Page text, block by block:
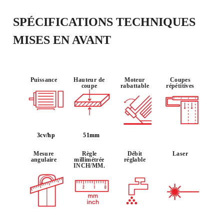
EN ENREGISTRANT CE PRODUIT
DANS LE RUBI CLUB
GAGNEZ JUSQU'À 512
SPÉCIFICATIONS TECHNIQUES
MISES EN AVANT
Puissance
3cv/hp
Hauteur de
coupe
51mm
Moteur
rabattable
Coupes
répétitives
Mesure
angulaire
Règle
millimétrée
INCH/MM.
Débit
réglable
Laser